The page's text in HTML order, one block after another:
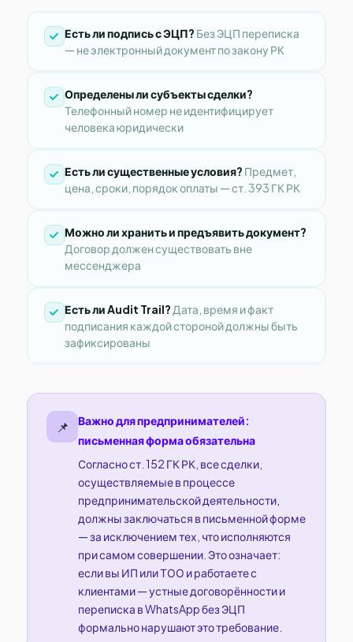
Есть ли подпись с ЭЦП? Без ЭЦП переписка
— не электронный документ по закону РК
Определены ли субъекты сделки?
Телефонный номер не идентифицирует
человека юридически
Есть ли существенные условия? Предмет,
цена, сроки, порядок оплаты — ст. 393 ГК РК
Можно ли хранить и предъявить документ?
Договор должен существовать вне
мессенджера
Есть ли Audit Trail? Дата, время и факт
подписания каждой стороной должны быть
зафиксированы
📌
Важно для предпринимателей:
письменная форма обязательна
Согласно ст. 152 ГК РК, все сделки,
осуществляемые в процессе
предпринимательской деятельности,
должны заключаться в письменной форме
— за исключением тех, что исполняются
при самом совершении. Это означает:
если вы ИП или ТОО и работаете с
клиентами — устные договорённости и
переписка в WhatsApp без ЭЦП
формально нарушают это требование.